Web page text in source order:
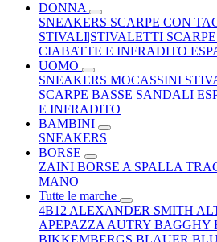
DONNA
SNEAKERS SCARPE CON
STIVALI|STIVALETTI
CIABATTE E INFRADITO
UOMO
SNEAKERS MOCASSINI
SCARPE BASSE SANDALI
E INFRADITO
BAMBINI
SNEAKERS
BORSE
ZAINI BORSE A SPALLA
MANO
Tutte le marche
4B12 ALEXANDER SMITH
APEPAZZA AUTRY BAGGHY
BIKKEMBERGS BLAUER